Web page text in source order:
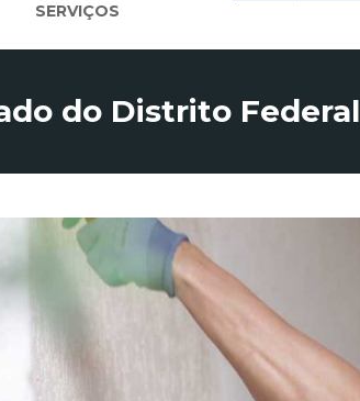
SERVIÇOS
do Distrito Federal